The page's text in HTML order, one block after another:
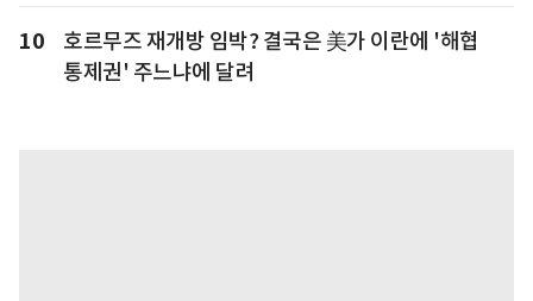
10
호르무즈 재개방 임박? 결국은 美가 이란에 '해협
통제권' 주느냐에 달려